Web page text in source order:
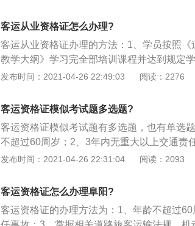
客运从业资格证怎么办理?
客运从业资格证办理的方法：1、学员按照《
教学大纲》学习完全部培训课程并达到规定
货物运输驾驶员、押运员24学时）方准参加
《经营性道路客货运输驾驶员从业资格考试
人员从业资格考试申请表》、IC卡和本人身
间和学号顺序参加考试；2、道路运输客货
试和专业知识应用能力考核，两个科目考试
危险货物从业人员考试科目为理论知识考核
发布时间：2021-04-26 22:49:03 阅读：2276
客运资格证模似考试题多选题?
客运资格证模似考试题有多选题，也有单选
不超过60周岁；2、3年内无重大以上交通责
法规、机动车维修和旅客急救基本知识；4、
发布时间：2021-04-26 22:31:04 阅读：2093
客运资格证怎么办理阜阳?
客运资格证的办理方法为：1、年龄不超过